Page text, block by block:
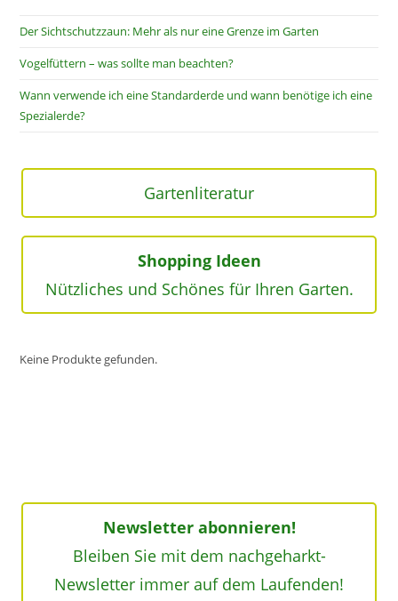
Der Sichtschutzzaun: Mehr als nur eine Grenze im Garten
Vogelfüttern – was sollte man beachten?
Wann verwende ich eine Standarderde und wann benötige ich eine
Spezialerde?
Gartenliteratur
Shopping Ideen
Nützliches und Schönes für Ihren Garten.
Keine Produkte gefunden.
Newsletter abonnieren!
Bleiben Sie mit dem nachgeharkt-
Newsletter immer auf dem Laufenden!